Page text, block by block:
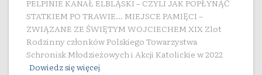
PELPINIE KANAŁ ELBLĄSKI – CZYLI JAK POPŁYNĄĆ
STATKIEM PO TRAWIE… MIEJSCE PAMIĘCI –
ZWIĄZANE ZE ŚWIĘTYM WOJCIECHEM XIX Zlot
Rodzinny członków Polskiego Towarzystwa
Schronisk Młodzieżowych i Akcji Katolickie w 2022
Dowiedz się więcej